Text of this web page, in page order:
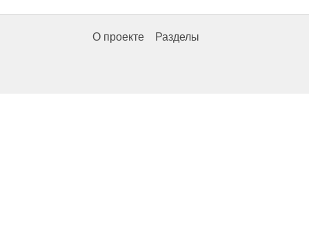
О проекте Разделы